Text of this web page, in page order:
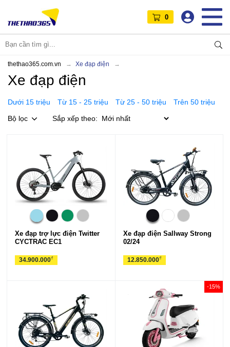
0
thethao365.com.vn Xe đạp điện
Xe đạp điện
Dưới 15 triệu Từ 15 - 25 triệu Từ 25 - 50 triệu
Trên 50 triệu
Bộ lọc
Sắp xếp theo:
Xe đạp trợ lực điện Twitter
CYCTRAC EC1
34.900.000₫
Xe đạp điện Sallway Strong
02/24
12.850.000₫
-15%